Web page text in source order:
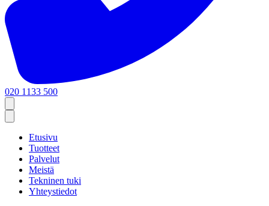
020 1133 500
Etusivu
Tuotteet
Palvelut
Meistä
Tekninen tuki
Yhteystiedot